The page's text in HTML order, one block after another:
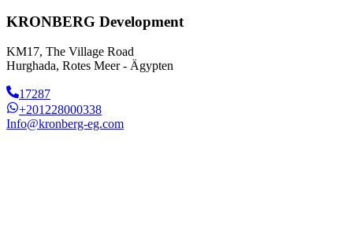
KRONBERG Development
KM17, The Village Road
Hurghada, Rotes Meer - Ägypten
17287
+201228000338
Info@kronberg-eg.com